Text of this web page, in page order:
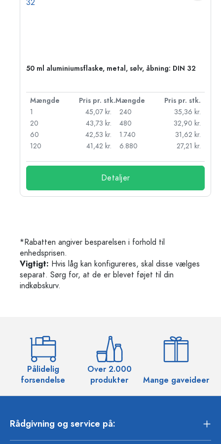
50 ml aluminiumsflaske, metal, sølv, åbning: DIN 32
Mængde Pris pr. stk.Mængde
Pris pr. stk.
1
45,07 kr.
20
43,73 kr.
60
42,53 kr.
120
41,42 kr.
240
35,36 kr.
480
32,90 kr.
1.740
31,62 kr.
6.880
27,21 kr.
Detaljer
*Rabatten angiver besparelsen i forhold til
enhedsprisen.
Vigtigt: Hvis låg kan konfigureres, skal disse vælges
separat. Sørg for, at de er blevet føjet til din
indkøbskurv.
Pålidelig
forsendelse
Over 2.000
produkter
Mange gaveideer
Rådgivning og service på: